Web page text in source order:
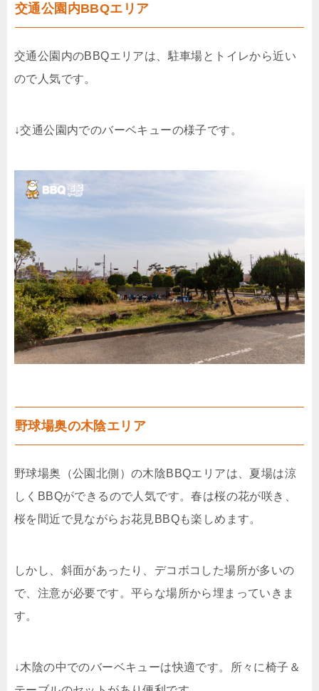
交通公園内BBQエリア
交通公園内のBBQエリアは、駐車場とトイレから近い
ので人気です。
↓交通公園内でのバーベキューの様子です。
野球場奥の木陰エリア
野球場奥（公園北側）の木陰BBQエリアは、夏場は涼
しくBBQができるので人気です。春は桜の花が咲き、
桜を間近で見ながらお花見BBQも楽しめます。
しかし、斜面があったり、デコボコした場所が多いの
で、注意が必要です。平らな場所から埋まっていきま
す。
↓木陰の中でのバーベキューは快適です。所々に椅子＆